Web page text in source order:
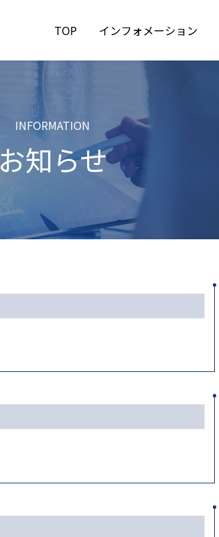
TOP インフォメーション
INFORMATION
お知らせ